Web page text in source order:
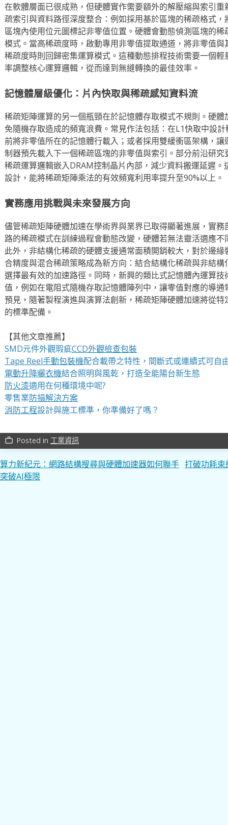
在軟體層面已很成熟，但硬體實作需要額外的解壓縮與索引
疏索引與資料路徑深度整合：例如採用基於區塊的稀疏格式
區塊內使用位元圖標記非零值位置。硬體會動態偵測區塊的
模式。當高稀疏度時，啟動專用非零值提取通道，將非零值
稀疏度時則回歸密集運算模式。這種動態排程技術需要一個
率調整核心運算邏輯，從而達到無縫轉換的最佳效率。
記憶體層級優化：片內快取與稀疏感知資料流
稀疏矩陣運算的另一個瓶頸在於記憶體存取模式不規則。硬
免隨機存取造成的頻寬浪費。常見作法包括：在L1快取中設
前將非零值所在的記憶體行載入；或者採用雙緩衝區架構，
制器預先載入下一個稀疏區塊的非零值與索引。部分前沿研
稀疏運算邏輯嵌入DRAM控制晶片內部，減少資料搬運延遲
設計，能將稀疏矩陣乘法的有效頻寬利用率提升至90%以上。
實務應用挑戰與未來發展方向
儘管稀疏矩陣硬體加速在學術界與業界已取得顯著進展，實
路的稀疏模式在訓練過程會動態改變，硬體若無法靈活適應
此外，非結構化稀疏的硬體支援通常面積開銷較大，對於邊
合精度與混合稀疏策略成為新方向：結合結構化稀疏與非結
選擇最有效的加速路徑。同時，新興的類比式記憶體內運算
值，例如在電阻式隨機存取記憶體陣列中，讓零值對應的導
預見，隨著製程演進與演算法創新，稀疏矩陣硬體加速將從
的標準配備。
【其他文章推薦】
SMD元件外觀瑕疵CCD外觀檢查包裝
Tape Reel手動包裝機配合載帶之特性，間斷式或連續式可自
電動升降曬衣機結合照明與風乾，打造全能陽台新生態
防火漆適用在何種環境中呢?
零售業防損解決方案
消防工程設計與施工標準，你準備好了嗎？
work_outline Posted in 工業資訊
文
章
算力新紀元：網路結構搜尋與硬體加速器如何聯手
突破AI極限
打破功耗